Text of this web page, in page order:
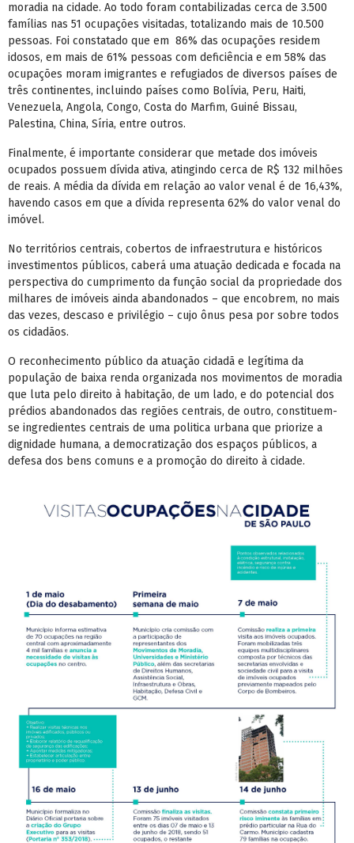
moradia na cidade. Ao todo foram contabilizadas cerca de 3.500
famílias nas 51 ocupações visitadas, totalizando mais de 10.500
pessoas. Foi constatado que em 86% das ocupações residem
idosos, em mais de 61% pessoas com deficiência e em 58% das
ocupações moram imigrantes e refugiados de diversos países de
três continentes, incluindo países como Bolívia, Peru, Haiti,
Venezuela, Angola, Congo, Costa do Marfim, Guiné Bissau,
Palestina, China, Síria, entre outros.
Finalmente, é importante considerar que metade dos imóveis
ocupados possuem dívida ativa, atingindo cerca de R$ 132 milhões
de reais. A média da dívida em relação ao valor venal é de 16,43%,
havendo casos em que a dívida representa 62% do valor venal do
imóvel.
No territórios centrais, cobertos de infraestrutura e históricos
investimentos públicos, caberá uma atuação dedicada e focada na
perspectiva do cumprimento da função social da propriedade dos
milhares de imóveis ainda abandonados – que encobrem, no mais
das vezes, descaso e privilégio – cujo ônus pesa por sobre todos
os cidadãos.
O reconhecimento público da atuação cidadã e legítima da
população de baixa renda organizada nos movimentos de moradia
que luta pelo direito à habitação, de um lado, e do potencial dos
prédios abandonados das regiões centrais, de outro, constituem-
se ingredientes centrais de uma politica urbana que priorize a
dignidade humana, a democratização dos espaços públicos, a
defesa dos bens comuns e a promoção do direito à cidade.